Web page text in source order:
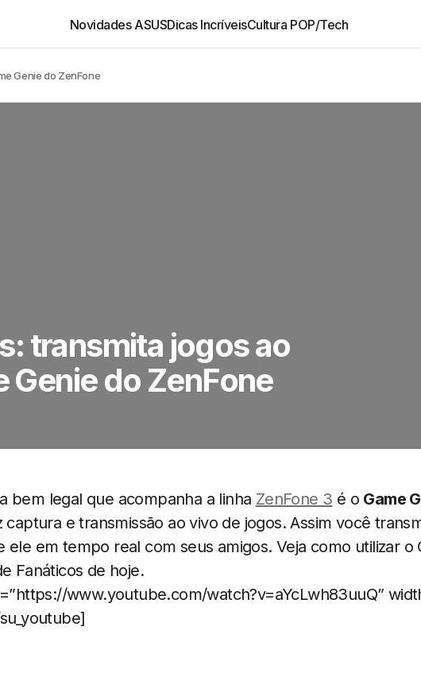
Novidades ASUSDicas IncríveisCultura POP/Tech
Genie do ZenFone
transmita jogos ao
Genie do ZenFone
bem legal que acompanha a linha ZenFone 3 é o Game
captura e transmissão ao vivo de jogos. Assim você
ele em tempo real com seus amigos. Veja como utilizar o
Fanáticos de hoje.
www.youtube.com/watch?v=aYcLwh83uuQ”